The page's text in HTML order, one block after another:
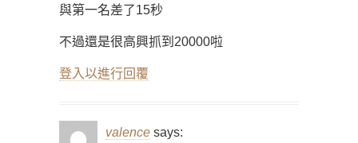
與第一名差了15秒
不過還是很高興抓到20000啦
登入以進行回覆
valence says: